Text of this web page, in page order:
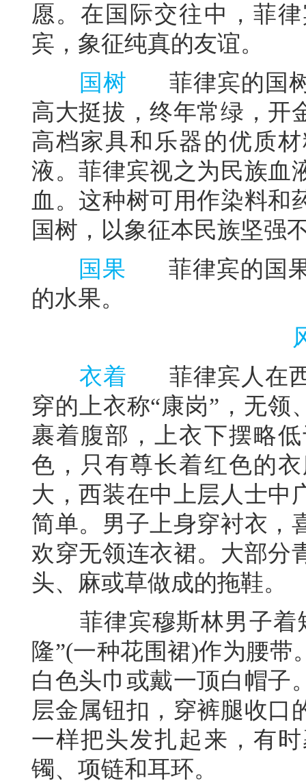
愿。在国际交往中，菲
宾，象征纯真的友谊。
国树
菲律宾的国
高大挺拔，终年常绿，开
高档家具和乐器的优质
液。菲律宾视之为民族血
血。这种树可用作染料和
国树，以象征本民族坚强
国果
菲律宾的国
的水果。
衣着 菲律宾人在西
穿的上衣称“康岗”，无领
裹着腹部，上衣下摆略
色，只有尊长着红色的
大，西装在中上层人士中
简单。男子上身穿衬衣，
欢穿无领连衣裙。大部分
头、麻或草做成的拖鞋。
菲律宾穆斯林男子着
隆”(一种花围裙)作为腰
白色头巾或戴一顶白帽子
层金属钮扣，穿裤腿收口
一样把头发扎起来，有
镯、项链和耳环。